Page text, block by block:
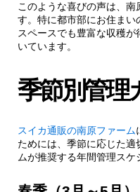
このような喜びの声は、南
す。特に都市部にお住ま
スペースでも豊富な収穫
いています。
季節別管理
スイカ通販の南原ファーム
ためには、季節に応じた
ムが推奨する年間管理スケ